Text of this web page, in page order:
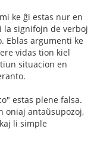
ke ĝi estas nur en
la signifojn de verboj
Eblas argumenti ke
vidas tion kiel
situacion en
estas plene falsa.
oniaj antaŭsupozoj,
li simple